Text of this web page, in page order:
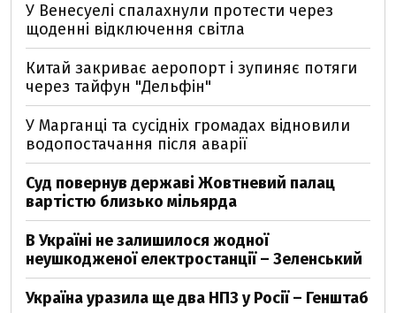
У Венесуелі спалахнули протести через
щоденні відключення світла
Китай закриває аеропорт і зупиняє потяги
через тайфун "Дельфін"
У Марганці та сусідніх громадах відновили
водопостачання після аварії
Суд повернув державі Жовтневий палац
вартістю близько мільярда
В Україні не залишилося жодної
неушкодженої електростанції – Зеленський
Україна уразила ще два НПЗ у Росії – Генштаб